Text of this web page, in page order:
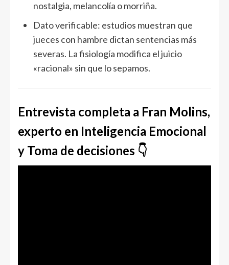
nostalgia, melancolía o morriña.
Dato verificable: estudios muestran que
jueces con hambre dictan sentencias más
severas. La fisiología modifica el juicio
«racional» sin que lo sepamos.
Entrevista completa a Fran Molins,
experto en Inteligencia Emocional
y Toma de decisiones 👇